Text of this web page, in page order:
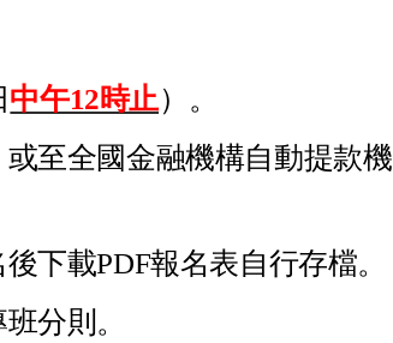
中午12時止）。
至全國金融機構自動提款
下載PDF報名表自行存檔。
分則。